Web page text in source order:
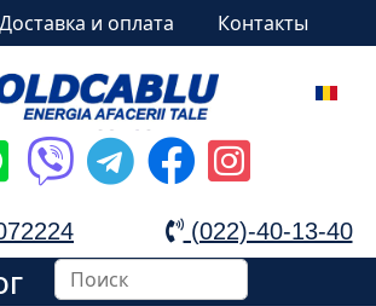
Доставка и оплата Контакты
(022)-40-13-40